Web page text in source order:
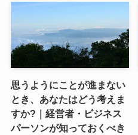
思うようにことが進まない
とき、あなたはどう考えま
すか?｜経営者・ビジネス
パーソンが知っておくべき